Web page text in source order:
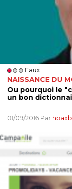
Faux
NAISSANCE DU
Ou pourquoi le
un bon
01/09/2016 Par